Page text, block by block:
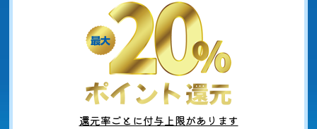
還元率ごとに付与上限があります